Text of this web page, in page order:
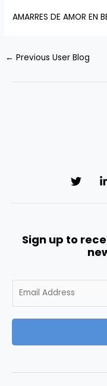
AMARRES DE AMOR EN
← Previous User Blog
Sign up to
m